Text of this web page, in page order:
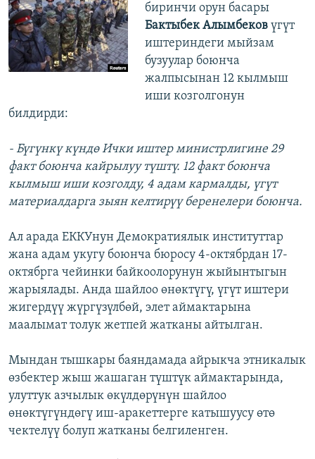
биринчи орун басары
Бактыбек Алымбеков үгүт
иштериндеги мыйзам
бузуулар боюнча
жалпысынан 12 кылмыш
иши козголгонун
билдирди:
- Бүгүнкү күндө Ички иштер министрлигине 29
факт боюнча кайрылуу түштү. 12 факт боюнча
кылмыш иши козголду, 4 адам кармалды, үгүт
материалдарга зыян келтирүү беренелери боюнча.
Ал арада ЕККУнун Демократиялык институттар
жана адам укугу боюнча бюросу 4-октябрдан 17-
октябрга чейинки байкоолорунун жыйынтыгын
жарыялады. Анда шайлоо өнөктүгү, үгүт иштери
жигердүү жүргүзүлбөй, элет аймактарына
маалымат толук жетпей жатканы айтылган.
Мындан тышкары баяндамада айрыкча этникалык
өзбектер жыш жашаган түштүк аймактарында,
улуттук азчылык өкүлдөрүнүн шайлоо
өнөктүгүндөгү иш-аракеттерге катышуусу өтө
чектелүү болуп жатканы белгиленген.